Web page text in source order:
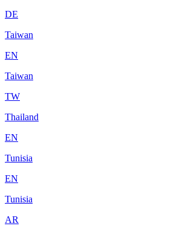
DE
Taiwan
EN
Taiwan
TW
Thailand
EN
Tunisia
EN
Tunisia
AR